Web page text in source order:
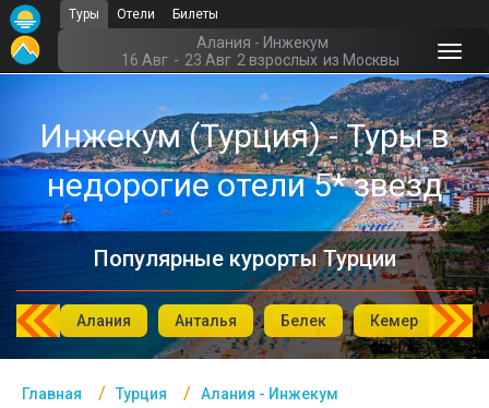
Туры Отели Билеты
Алания - Инжекум
16 Авг - 23 Авг 2 взрослых из Москвы
Инжекум (Турция) - Туры в
недорогие отели 5* звезд
Популярные курорты Турции
Алания Анталья Белек Кемер
Главная Турция
Алания - Инжекум
Главная
Офис г. Москва
Помощь
Подборки отелей
Таиланд
Египет